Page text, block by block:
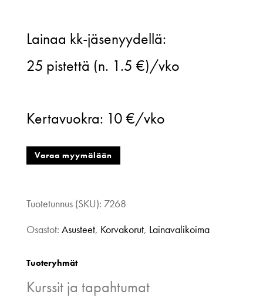
Design,
Blossom
3-
korvakorut,
lyhyt
määrä
Lainaa kk-jäsenyydellä:
25 pistettä (n. 1.5 €)/vko
Kertavuokra: 10 €/vko
Varaa myymälään
Tuotetunnus (SKU): 7268
Osastot: Asusteet, Korvakorut, Lainavalikoima
Tuoteryhmät
Kurssit ja tapahtumat